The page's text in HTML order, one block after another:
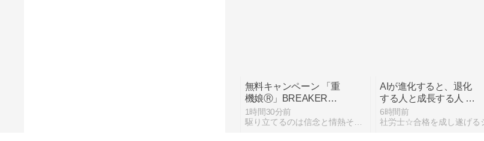
無料キャンペーン 「重
機娘Ⓡ」BREAKER－
MAKOTO 第19巻（後
編）: 未来へ繋ぐ誓い
1時間30分前
AIが進化すると、退化
する人と成長する人 ☆
AI時代だからこそ、士
業の価値は高まる
6時間前